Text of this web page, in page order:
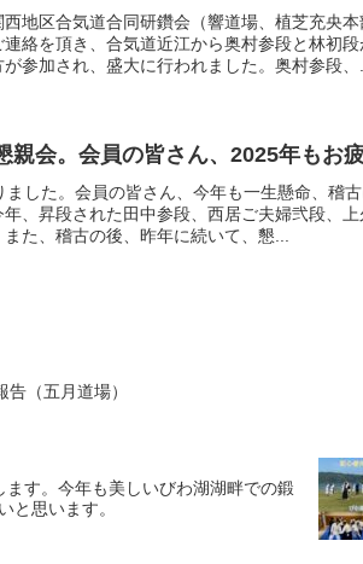
地区合気道合同研鑽会（響道場、植芝充央本
絡を頂き、合気道近江から奥村参段と林初
参加され、盛大に行われました。奥村参段、
親会。会員の皆さん、2025年もお疲
した。会員の皆さん、今年も一生懸命、稽
、昇段された田中参段、西居ご夫婦弐段、
た、稽古の後、昨年に続いて、懇...
（五月道場）
す。今年も美しいびわ湖湖畔での鍛
と思います。